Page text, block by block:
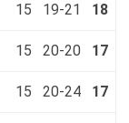
15 19-21 18
15 20-20 17
15 20-24 17